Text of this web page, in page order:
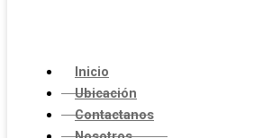
Inicio
Ubicación
Contactanos